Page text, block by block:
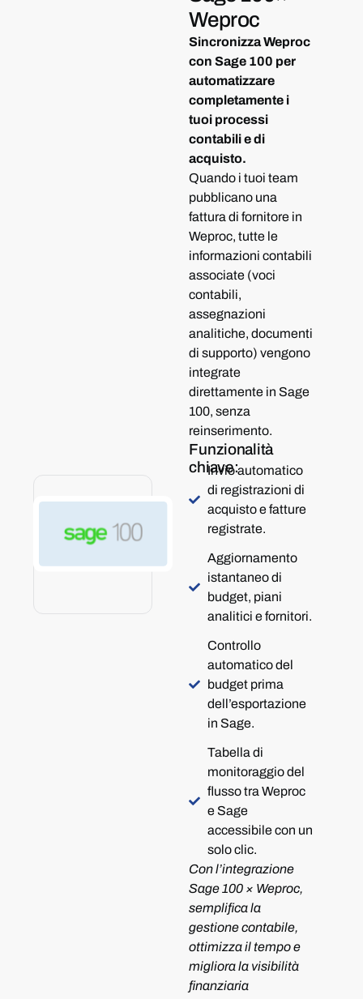
Weproc
Sincronizza Weproc
con Sage 100 per
automatizzare
completamente i
tuoi processi
contabili e di
acquisto.
Quando i tuoi team
pubblicano una
fattura di fornitore in
Weproc, tutte le
informazioni contabili
associate (voci
contabili,
assegnazioni
analitiche, documenti
di supporto) vengono
integrate
direttamente in Sage
100, senza
reinserimento.
Funzionalità
chiave:
Invio automatico
di registrazioni di
acquisto e fatture
registrate.
Aggiornamento
istantaneo di
budget, piani
analitici e fornitori.
Controllo
automatico del
budget prima
dell’esportazione
in Sage.
Tabella di
monitoraggio del
flusso tra Weproc
e Sage
accessibile con un
solo clic.
Con l’integrazione
Sage 100 × Weproc,
semplifica la
gestione contabile,
ottimizza il tempo e
migliora la visibilità
finanziaria